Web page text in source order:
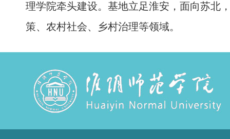
理学院牵头建设。基地立足淮安，面向苏北
策、农村社会、乡村治理等领域。